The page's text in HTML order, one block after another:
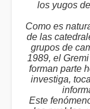
los yugos
Como es
de las
grupos de
1989, el
forman parte
investiga,
Este